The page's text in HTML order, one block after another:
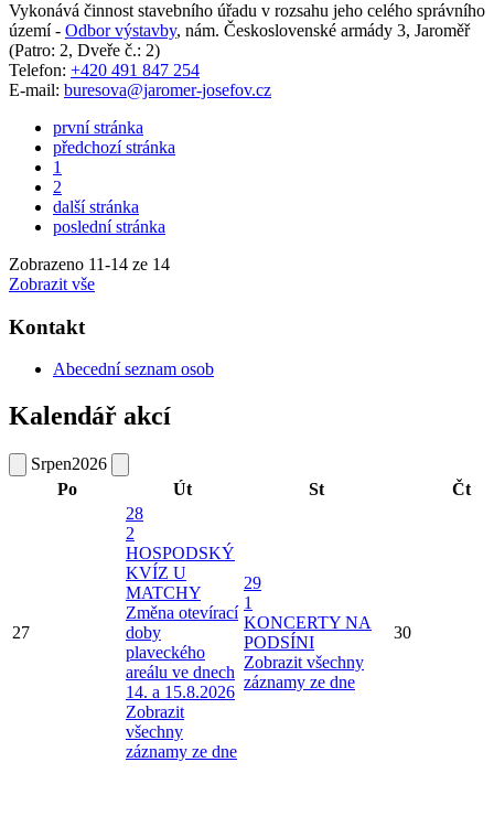
Vykonává činnost stavebního úřadu v rozsahu jeho celého správního
území - Odbor výstavby, nám. Československé armády 3, Jaroměř
(Patro: 2, Dveře č.: 2)
Telefon: +420 491 847 254
E-mail: buresova@jaromer-josefov.cz
první stránka
předchozí stránka
1
2
další stránka
poslední stránka
Zobrazeno 11-14 ze 14
Zobrazit vše
Kontakt
Abecední seznam osob
Kalendář akcí
Srpen2026
Po
Út St Čt
27
28
2
HOSPODSKÝ
KVÍZ U
MATCHY
Změna otevírací
doby
plaveckého
areálu ve dnech
14. a 15.8.2026
Zobrazit
všechny
záznamy ze dne
29
1
KONCERTY NA
PODSÍNI
Zobrazit všechny
záznamy ze dne
30